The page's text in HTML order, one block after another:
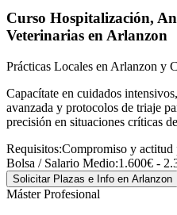
Curso Hospitalización,
Veterinarias en Arlanzon
Prácticas Locales en Arlanzon y
Capacítate en cuidados
avanzada y protocolos de triaje
precisión en situaciones críticas
Requisitos:Compromiso y actitud
Bolsa / Salario Medio:1.600€ -
Solicitar Plazas e Info en Arlanzon
Máster Profesional